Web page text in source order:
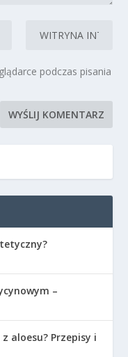
podczas pisania
–
aloesu? Przepisy i